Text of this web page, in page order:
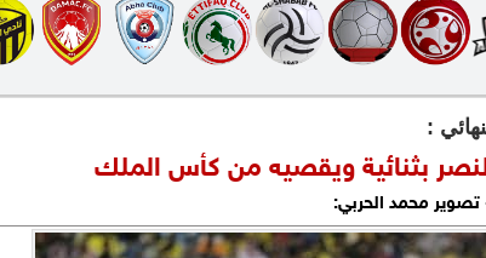
:
بثنائية ويقصيه من كأس الملك
تصوير محمد الحربي: